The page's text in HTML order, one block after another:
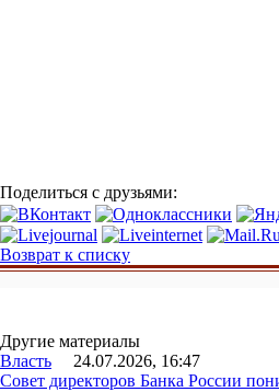
Поделиться с друзьями:
Возврат к списку
Другие материалы
Власть 24.07.2026, 16:47
Совет директоров Банка России